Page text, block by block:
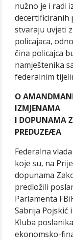
nužno je i radi
decertificiranih
stvaraju uvjeti
policajaca,
čina policajca
namještenika
federalnim
O
IZMJENAMA
I DOPUNAMA
PREDUZEÆA
Federalna
koje su, na
dopunama
predložili
Parlamenta
Sabrija Pojskić
Kluba
ekonomsko-